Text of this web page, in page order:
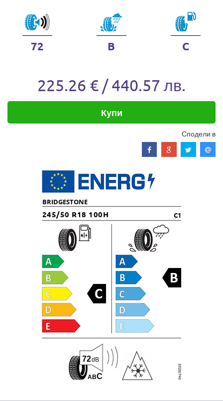
72 B C
225.26 € / 440.57 лв.
Купи
Сподели в
BRIDGESTONE
245/50 R18 100H C1
ABC
72dB